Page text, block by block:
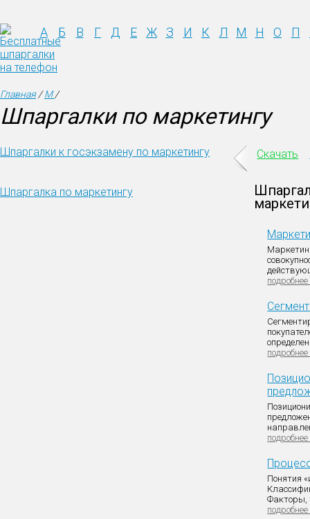
А Б В Г Д Е Ж З И К Л М Н О П
Главная/М/
Шпаргалки по маркетингу
Шпаргалки к госэкзамену по маркетингу
Шпаргалка по маркетингу
Скачать
подробнее
подробнее
подробнее
Понятия
Факторы,
подробнее